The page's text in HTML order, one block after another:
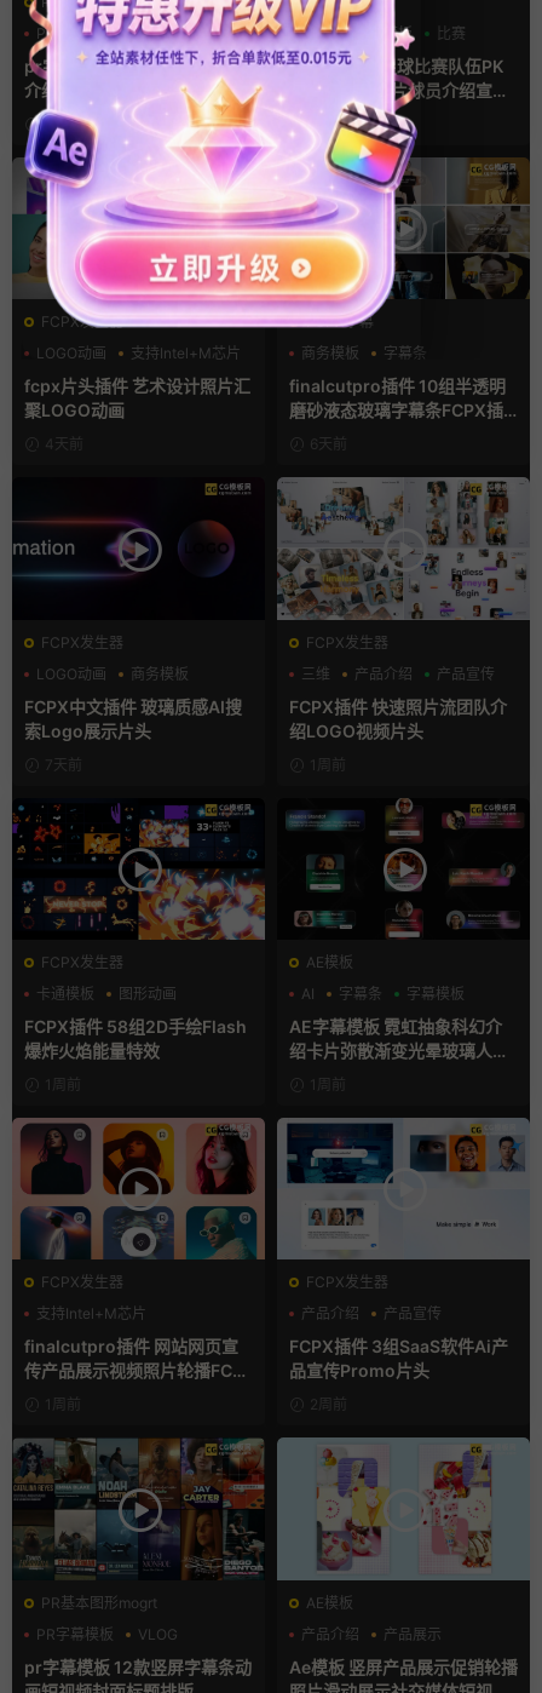
PR基本图形
PR字幕模板
人物介绍
pr字幕模板 9组胶带贴纸人物
介绍角标动画PR模版
12小时前
分数
字幕模板 比赛
ae体育模板 足球比赛队伍PK
比分牌对决卡片球员介绍宣传
视频AE模板
13小时前
FCPX发生器
LOGO动画
支持Intel+M芯片
汇聚
fcpx片头插件 艺术设计照片汇
聚LOGO动画
4天前
FCPX字幕
商务模板
字幕条
finalcutpro插件 10组半透明
磨砂液态玻璃字幕条FCPX插
6天前
FCPX发生器
LOGO动画
商务模板
支持Intel+M芯片
FCPX中文插件 玻璃质感AI搜
索Logo展示片头
7天前
FCPX发生器
三维
产品介绍 产品宣传
FCPX插件 快速照片流团队介
绍LOGO视频片头
1周前
FCPX发生器
卡通模板
图形动画
手绘风
FCPX插件 58组2D手绘Flash
爆炸火焰能量特效
1周前
AE模板
AI
字幕条 字幕模板
AE字幕模板 霓虹抽象科幻介
绍卡片弥散渐变光晕玻璃人名
1周前
FCPX发生器
支持Intel+M芯片
finalcutpro插件 网站网页宣
传产品展示视频照片轮播FCP
X插件1周前
FCPX发生器
产品介绍
产品宣传
产品展示
FCPX插件 3组SaaS软件Ai产
品宣传Promo片头
2周前
PR基本图形mogrt
PR字幕模板
VLOG
人物介绍
pr字幕模板 12款竖屏字幕条动
AE模板
产品介绍
产品展示
卡通模板
Ae模板 竖屏产品展示促销轮播